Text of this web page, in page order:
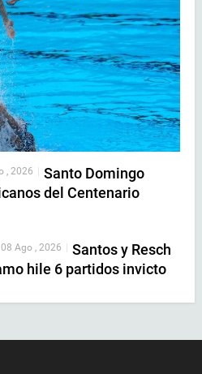
, 2026 | Santo Domingo
del Centenario
08 Ago , 2026
Santos y Resch
hile 6 partidos invicto